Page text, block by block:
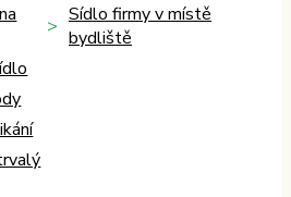
Sídlo firmy v místě
bydliště